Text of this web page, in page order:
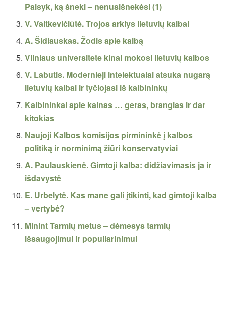
Paisyk, ką šneki – nenusišnekėsi (1)
V. Vaitkevičiūtė. Trojos arklys lietuvių kalbai
A. Šidlauskas. Žodis apie kalbą
Vilniaus universitete kinai mokosi lietuvių kalbos
V. Labutis. Modernieji intelektualai atsuka nugarą
lietuvių kalbai ir tyčiojasi iš kalbininkų
Kalbininkai apie kainas … geras, brangias ir dar
kitokias
Naujoji Kalbos komisijos pirmininkė į kalbos
politiką ir norminimą žiūri konservatyviai
A. Paulauskienė. Gimtoji kalba: didžiavimasis ja ir
išdavystė
E. Urbelytė. Kas mane gali įtikinti, kad gimtoji kalba
– vertybė?
Minint Tarmių metus – dėmesys tarmių
išsaugojimui ir populiarinimui